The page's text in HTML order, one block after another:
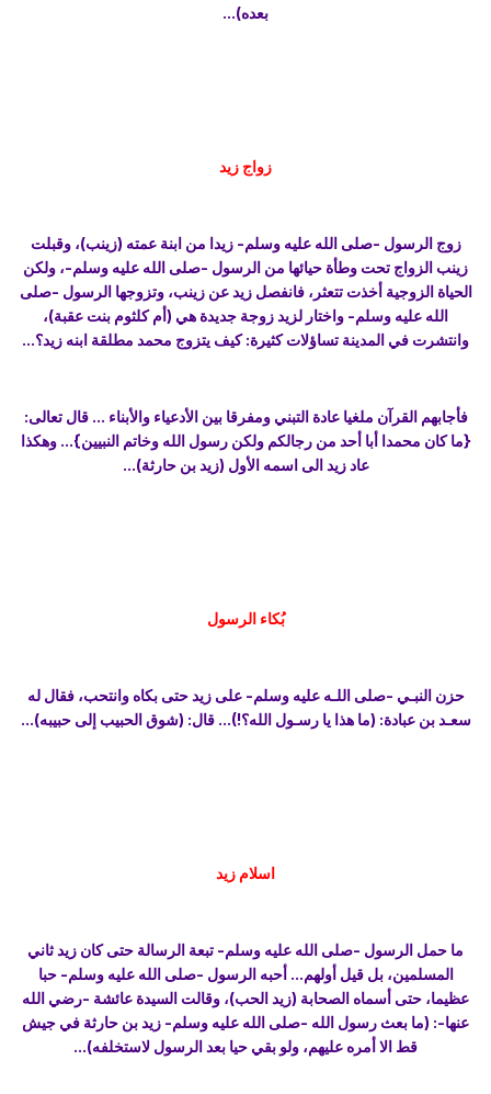
بعده)...
زواج زيد
زوج الرسول -صلى الله عليه وسلم- زيدا من ابنة عمته (زينب)، وقبلت
زينب الزواج تحت وطأة حيائها من الرسول -صلى الله عليه وسلم-، ولكن
الحياة الزوجية أخذت تتعثر، فانفصل زيد عن زينب، وتزوجها الرسول -صلى
الله عليه وسلم- واختار لزيد زوجة جديدة هي (أم كلثوم بنت عقبة)،
وانتشرت في المدينة تساؤلات كثيرة: كيف يتزوج محمد مطلقة ابنه زيد؟...
فأجابهم القرآن ملغيا عادة التبني ومفرقا بين الأدعياء والأبناء ... قال تعالى:
{ما كان محمدا أبا أحد من رجالكم ولكن رسول الله وخاتم النبيين}... وهكذا
عاد زيد الى اسمه الأول (زيد بن حارثة)...
بُكاء الرسول
حزن النبـي -صلى اللـه عليه وسلم- على زيد حتى بكاه وانتحب، فقال له
سعـد بن عبادة: (ما هذا يا رسـول الله؟!)... قال: (شوق الحبيب إلى حبيبه)...
اسلام زيد
ما حمل الرسول -صلى الله عليه وسلم- تبعة الرسالة حتى كان زيد ثاني
المسلمين، بل قيل أولهم... أحبه الرسول -صلى الله عليه وسلم- حبا
عظيما، حتى أسماه الصحابة (زيد الحب)، وقالت السيدة عائشة -رضي الله
عنها-: (ما بعث رسول الله -صلى الله عليه وسلم- زيد بن حارثة في جيش
قط الا أمره عليهم، ولو بقي حيا بعد الرسول لاستخلفه)...